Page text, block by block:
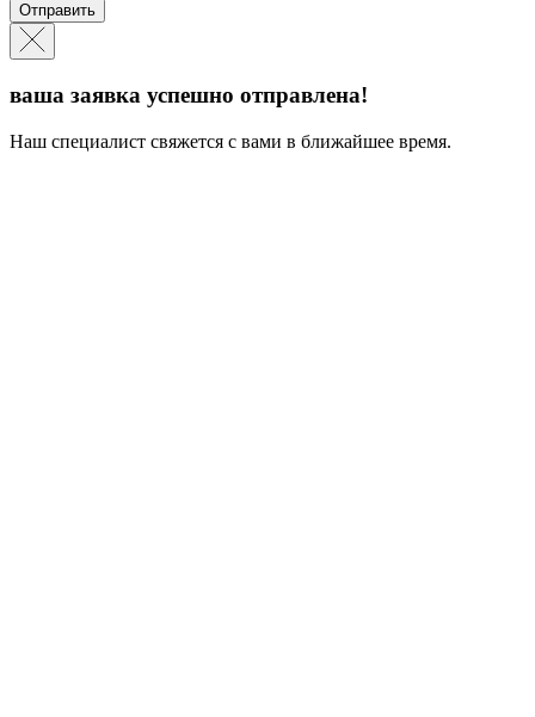
Отправить
ваша заявка успешно отправлена!
Наш специалист свяжется с вами в ближайшее время.